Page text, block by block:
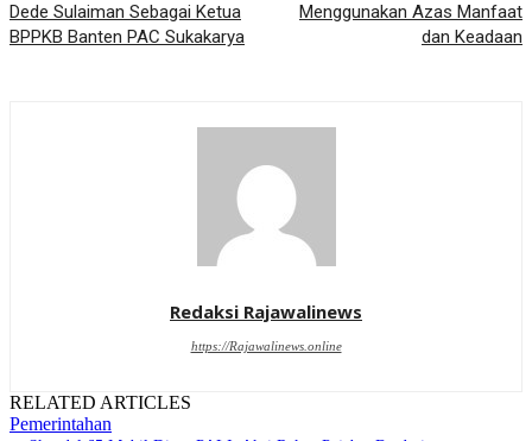
Dede Sulaiman Sebagai Ketua
BPPKB Banten PAC Sukakarya
Menggunakan Azas Manfaat
dan Keadaan
Redaksi Rajawalinews
https://Rajawalinews.online
RELATED ARTICLES
Pemerintahan